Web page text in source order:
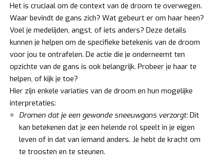
Het is cruciaal om de context van de droom te overwegen.
Waar bevindt de gans zich? Wat gebeurt er om haar heen?
Voel je medelijden, angst, of iets anders? Deze details
kunnen je helpen om de specifieke betekenis van de droom
voor jou te ontrafelen. De actie die je onderneemt ten
opzichte van de gans is ook belangrijk. Probeer je haar te
helpen, of kijk je toe?
Hier zijn enkele variaties van de droom en hun mogelijke
interpretaties:
Dromen dat je een gewonde sneeuwgans verzorgt:Dit
kan betekenen dat je een helende rol speelt in je eigen
leven of in dat van iemand anders. Je hebt de kracht om
te troosten en te steunen.